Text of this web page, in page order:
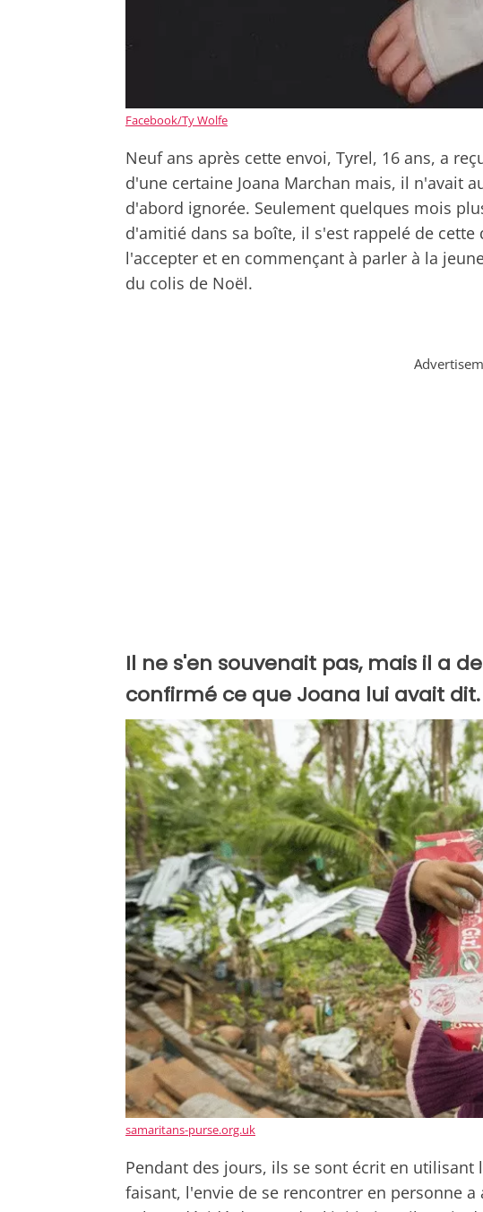
Facebook/Ty Wolfe
Neuf ans après cette envoi, Tyrel, 16 ans, a
d'une certaine Joana Marchan mais, il n'avait
d'abord ignorée. Seulement quelques mois
d'amitié dans sa boîte, il s'est rappelé de
l'accepter et en commençant à parler à la
du colis de Noël.
Il ne s'en souvenait pas, mais il a
confirmé ce que Joana lui avait dit.
samaritans-purse.org.uk
Pendant des jours, ils se sont écrit en utilisant
faisant, l'envie de se rencontrer en personne